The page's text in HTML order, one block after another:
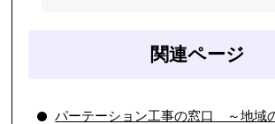
関連ページ
パーテーション工事の窓口 ～地域